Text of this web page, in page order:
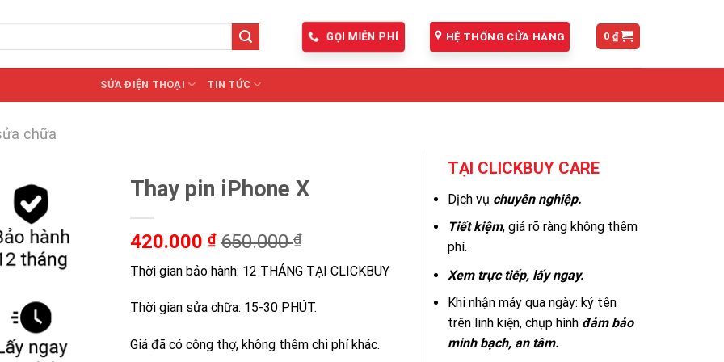
GỌI MIỄN PHÍ HỆ THỐNG CỬA HÀNG 0 ₫
SỬA ĐIỆN THOẠI TIN TỨC
chữa
TẠI CLICKBUY CARE
Dịch vụ chuyên nghiệp.
Tiết kiệm, giá rõ ràng không thêm
phí.
Xem trực tiếp, lấy ngay.
Khi nhận máy qua ngày: ký tên
trên linh kiện, chụp hình đảm bảo
minh bạch, an tâm.
Thay pin iPhone X
420.000 ₫ 650.000₫
Thời gian bảo hành: 12 THÁNG TẠI CLICKBUY
Thời gian sửa chữa: 15-30 PHÚT.
Giá đã có công thợ, không thêm chi phí khác.